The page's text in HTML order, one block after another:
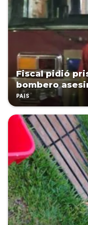
Fiscal pidió
bombero
PAÍS